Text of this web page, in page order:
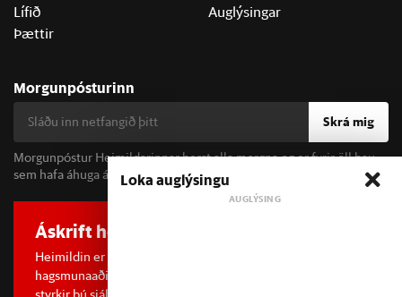
Lífið
Þættir
Auglýsingar
Morgunpósturinn
Skrá mig
Morgunpóstur Heimildarinnar berst alla morgna og er fyrir öll þau
sem hafa áhuga á fréttum og þjóðfélagsumræðu.
Áskrift hefur áhrif
Heimildin er í dreifðu eignarhaldi og óháð
hagsmunaaðilum. Með því að kaupa áskrift að Heimildinni
Loka auglýsingu